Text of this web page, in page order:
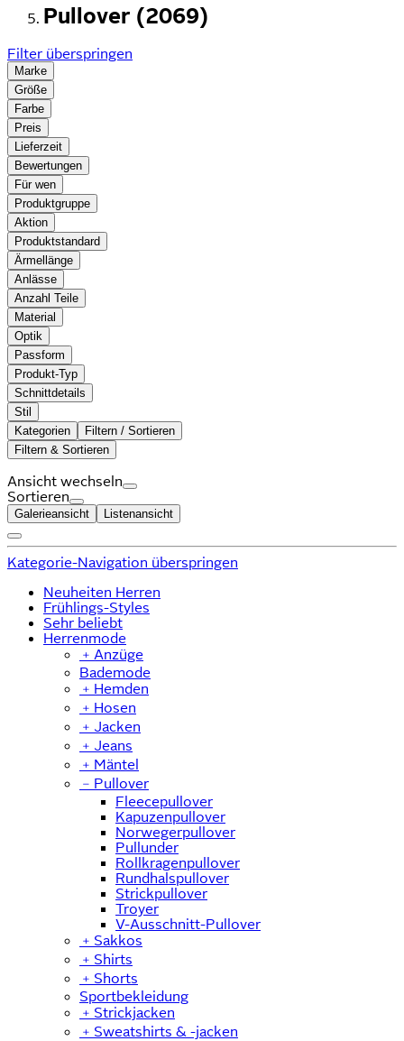
Pullover (2069)
Filter überspringen
Marke
Größe
Farbe
Preis
Lieferzeit
Bewertungen
Für wen
Produktgruppe
Aktion
Produktstandard
Ärmellänge
Anlässe
Anzahl Teile
Material
Optik
Passform
Produkt-Typ
Schnittdetails
Stil
Kategorien
Filtern / Sortieren
Filtern & Sortieren
Ansicht wechseln
Sortieren
Galerieansicht Listenansicht
Kategorie-Navigation überspringen
Neuheiten Herren
Frühlings-Styles
Sehr beliebt
Herrenmode
﹢ Anzüge
Bademode
﹢ Hemden
﹢ Hosen
﹢ Jacken
﹢ Jeans
﹢ Mäntel
﹣ Pullover
Fleecepullover
Kapuzenpullover
Norwegerpullover
Pullunder
Rollkragenpullover
Rundhalspullover
Strickpullover
Troyer
V-Ausschnitt-Pullover
﹢ Sakkos
﹢ Shirts
﹢ Shorts
Sportbekleidung
﹢ Strickjacken
﹢ Sweatshirts & -jacken